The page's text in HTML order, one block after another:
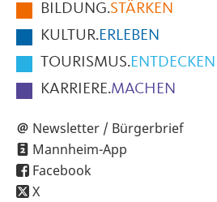
SeiteBILDUNG.STÄRKEN
KULTUR.ERLEBEN
TOURISMUS.ENTDECKEN
KARRIERE.MACHEN
Newsletter / Bürgerbrief
Mannheim-App
Facebook
X